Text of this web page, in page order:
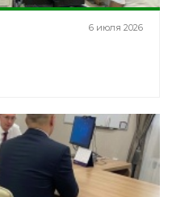
6 июля 2026